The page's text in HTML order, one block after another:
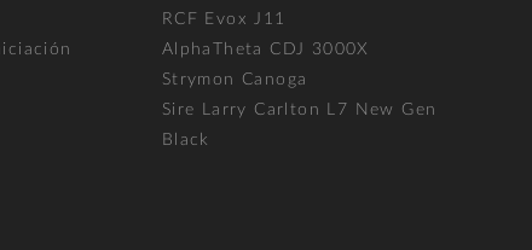
RCF Evox J11
AlphaTheta CDJ 3000X
Strymon Canoga
Sire Larry Carlton L7 New Gen
Black